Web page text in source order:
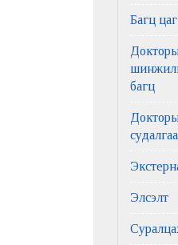
Багц цаг
багц
судалгаа
Элсэлт